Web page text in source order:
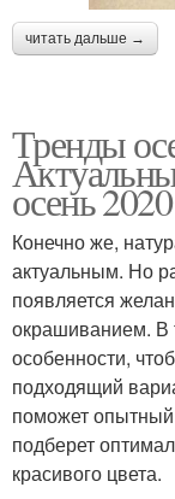
читать дальше →
Тренды
осень 2020
Конечно же,
актуальным. Но
появляется
окрашиванием. В
особенности,
подходящий
поможет
подберет
красивого цвета.